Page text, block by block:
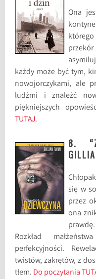
Ona
każdy może być tym,
nowojorczykami, ale
ludźmi i znaleźć
piękniejszych
TUTAJ.
8.
się w
przez
ona
Rozkład
perfekcyjności.
twistów, zakrętów, z
tłem. Do poczytania